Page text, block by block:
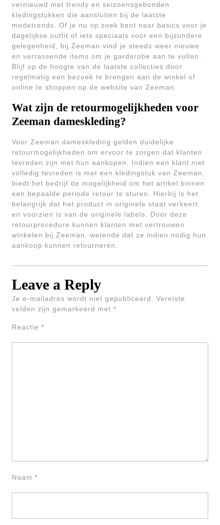
vernieuwd met trendy en seizoensgebonden
kledingstukken die aansluiten bij de laatste
modetrends. Of je nu op zoek bent naar basics voor je
dagelijkse outfit of iets speciaals voor een bijzondere
gelegenheid, bij Zeeman vind je steeds weer nieuwe
en verrassende items om je garderobe aan te vullen.
Blijf op de hoogte van de laatste collecties door
regelmatig een bezoek te brengen aan de winkel of
online te shoppen op de website van Zeeman.
Wat zijn de retourmogelijkheden voor
Zeeman dameskleding?
Voor Zeeman dameskleding gelden duidelijke
retourmogelijkheden om ervoor te zorgen dat klanten
tevreden zijn met hun aankopen. Indien een klant niet
volledig tevreden is met een kledingstuk van Zeeman,
biedt het bedrijf de mogelijkheid om het artikel binnen
een bepaalde periode retour te sturen. Hierbij is het
belangrijk dat het product in originele staat verkeert
en voorzien is van de originele labels. Door deze
retourprocedure kunnen klanten met vertrouwen
winkelen bij Zeeman, wetende dat ze indien nodig hun
aankoop kunnen retourneren.
Leave a Reply
Je e-mailadres wordt niet gepubliceerd.
Vereiste
velden zijn gemarkeerd met *
Reactie *
Naam *